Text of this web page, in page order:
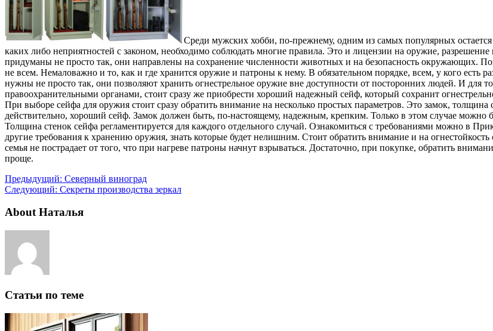
Среди мужских хобби, по-прежнему, одним из самых популярных остается
каких либо неприятностей с законом, необходимо соблюдать многие правила. Это и лицензии на оружие,
придуманы не просто так, они направлены на сохранение численности животных и на безопасность окружающих.
не всем. Немаловажно и то, как и где хранится оружие и патроны к нему. В обязательном порядке, всем, у кого есть
нужны не просто так, они позволяют хранить огнестрельное оружие вне доступности от посторонних людей. И для
правоохранительными органами, стоит сразу же приобрести хороший надежный сейф, который сохранит
При выборе сейфа для оружия стоит сразу обратить внимание на несколько простых параметров. Это замок,
действительно, хороший сейф. Замок должен быть, по-настоящему, надежным, крепким. Только в этом случае
Толщина стенок сейфа регламентируется для каждого отдельного случай. Ознакомиться с требованиями можно в
другие требования к хранению оружия, знать которые будет нелишним. Стоит обратить внимание и на
семья не пострадает от того, что при нагреве патроны начнут взрываться. Достаточно, при покупке, обратить
проще.
Предыдущий: Северный виноград
Следующий: Секреты производства зеркал
About Наталья
Статьи по теме